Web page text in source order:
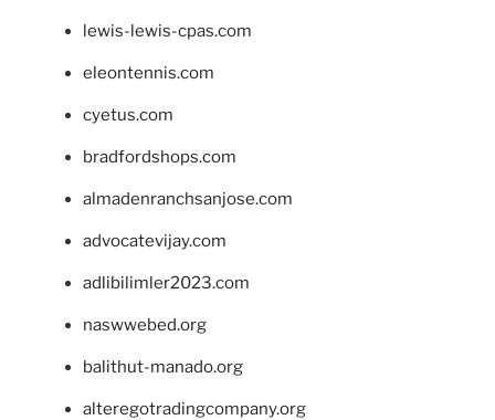
lewis-lewis-cpas.com
eleontennis.com
cyetus.com
bradfordshops.com
almadenranchsanjose.com
advocatevijay.com
adlibilimler2023.com
naswwebed.org
balithut-manado.org
alteregotradingcompany.org